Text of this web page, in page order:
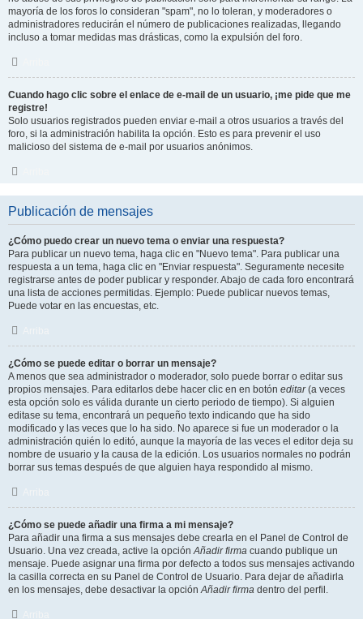
mayoría de los foros lo consideran "spam", no lo toleran, y moderadores o
administradores reducirán el número de publicaciones realizadas, llegando
incluso a tomar medidas mas drásticas, como la expulsión del foro.
Cuando hago clic sobre el enlace de e-mail de un usuario, ¡me pide que me
registre!
Solo usuarios registrados pueden enviar e-mail a otros usuarios a través del
foro, si la administración habilita la opción. Esto es para prevenir el uso
malicioso del sistema de e-mail por usuarios anónimos.
Publicación de mensajes
¿Cómo puedo crear un nuevo tema o enviar una respuesta?
Para publicar un nuevo tema, haga clic en "Nuevo tema". Para publicar una
respuesta a un tema, haga clic en "Enviar respuesta". Seguramente necesite
registrarse antes de poder publicar y responder. Abajo de cada foro encontrará
una lista de acciones permitidas. Ejemplo: Puede publicar nuevos temas,
Puede votar en las encuestas, etc.
¿Cómo se puede editar o borrar un mensaje?
A menos que sea administrador o moderador, solo puede borrar o editar sus
propios mensajes. Para editarlos debe hacer clic en en botón editar(a veces
esta opción solo es válida durante un cierto periodo de tiempo). Si alguien
editase su tema, encontrará un pequeño texto indicando que ha sido
modificado y las veces que lo ha sido. No aparece si fue un moderador o la
administración quién lo editó, aunque la mayoría de las veces el editor deja su
nombre de usuario y la causa de la edición. Los usuarios normales no podrán
borrar sus temas después de que alguien haya respondido al mismo.
¿Cómo se puede añadir una firma a mi mensaje?
Para añadir una firma a sus mensajes debe crearla en el Panel de Control de
Usuario. Una vez creada, active la opciónAñadir firma cuando publique un
mensaje. Puede asignar una firma por defecto a todos sus mensajes activando
la casilla correcta en su Panel de Control de Usuario. Para dejar de añadirla
en los mensajes, debe desactivar la opciónAñadir firma dentro del perfil.